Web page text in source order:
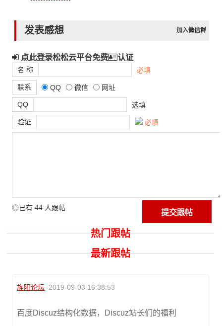
发表感想 加入微信群
点此登录松松云平台免费 认证
名 称 必填
联系 QQ 微信 网址
QQ 选填
验证 必填
◎已有 44 人跟帖
热门跟帖
最新跟帖
旌阳论坛 2019-09-03 16:38:53
百度Discuz结构化数据，Discuz站长们的福利